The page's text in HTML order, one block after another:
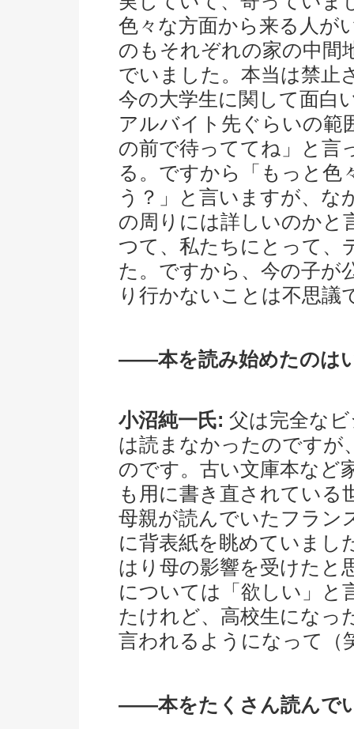
色々な方面から来る人が
のもそれぞれの家の中間
でいました。本当は禁止
今の大学生に関して面白
アルバイト先ぐらいの範
の前で待っててね」と言
る。ですから「もっと色
う？」と言いますが、な
の周りには詳しいのかと
つて、私たちにとって、
た。ですから、今の子が
り行かないことは不思議
――本を読み始めたのは
小沼純一氏: 父は完全な
は読まなかったのですが
のです。古い文庫本など
も用に書き直されている
母親が読んでいたフラン
に背表紙を眺めていまし
はり母の影響を受けたと
については「欲しい」と
たけれど、高校生になっ
言われるようになって（
――本をたくさん読んで